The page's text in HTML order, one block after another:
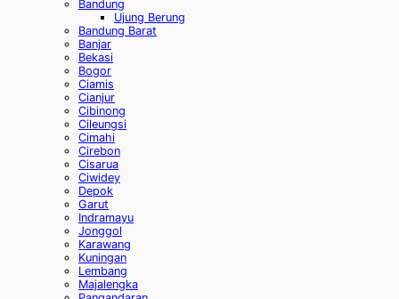
Bandung
Ujung Berung
Bandung Barat
Banjar
Bekasi
Bogor
Ciamis
Cianjur
Cibinong
Cileungsi
Cimahi
Cirebon
Cisarua
Ciwidey
Depok
Garut
Indramayu
Jonggol
Karawang
Kuningan
Lembang
Majalengka